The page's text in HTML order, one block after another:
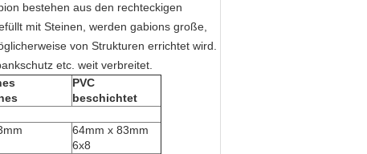
bestehen aus den rechteckigen
mit Steinen, werden gabions große,
von Strukturen errichtet wird.
etc. weit verbreitet.
PVC
beschichtet
64mm x 83mm
6x8